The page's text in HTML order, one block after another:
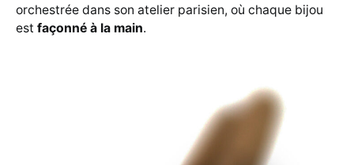
orchestrée dans son atelier parisien, où chaque bijou
est façonné à la main.